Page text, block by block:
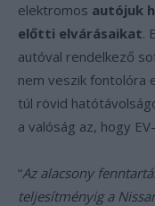
elektromos autójuk
előtti elvárásaikat.
autóval rendelkező
nem veszik fontolóra
túl rövid
a valóság az, hogy
“Az alacsony
teljesítményig a